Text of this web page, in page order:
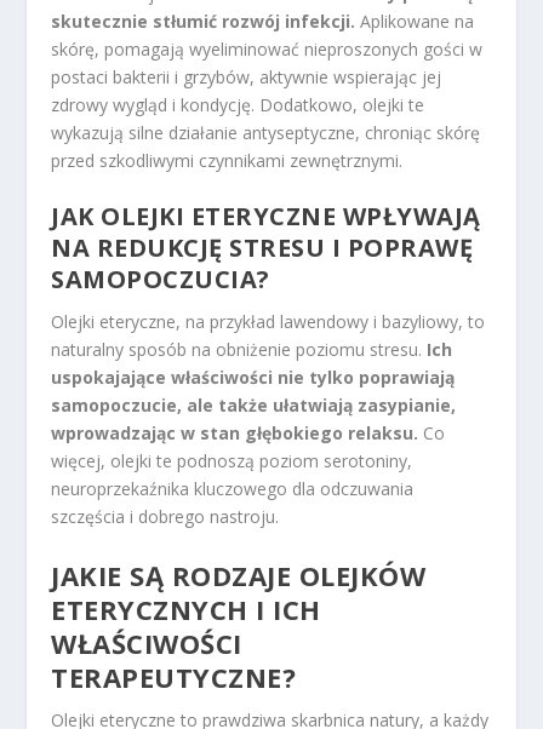
skutecznie stłumić rozwój infekcji. Aplikowane na
skórę, pomagają wyeliminować nieproszonych gości w
postaci bakterii i grzybów, aktywnie wspierając jej
zdrowy wygląd i kondycję. Dodatkowo, olejki te
wykazują silne działanie antyseptyczne, chroniąc skórę
przed szkodliwymi czynnikami zewnętrznymi.
JAK OLEJKI ETERYCZNE WPŁYWAJĄ
NA REDUKCJĘ STRESU I POPRAWĘ
SAMOPOCZUCIA?
Olejki eteryczne, na przykład lawendowy i bazyliowy, to
naturalny sposób na obniżenie poziomu stresu. Ich
uspokajające właściwości nie tylko poprawiają
samopoczucie, ale także ułatwiają zasypianie,
wprowadzając w stan głębokiego relaksu. Co
więcej, olejki te podnoszą poziom serotoniny,
neuroprzekaźnika kluczowego dla odczuwania
szczęścia i dobrego nastroju.
JAKIE SĄ RODZAJE OLEJKÓW
ETERYCZNYCH I ICH
WŁAŚCIWOŚCI
TERAPEUTYCZNE?
Olejki eteryczne to prawdziwa skarbnica natury, a każdy